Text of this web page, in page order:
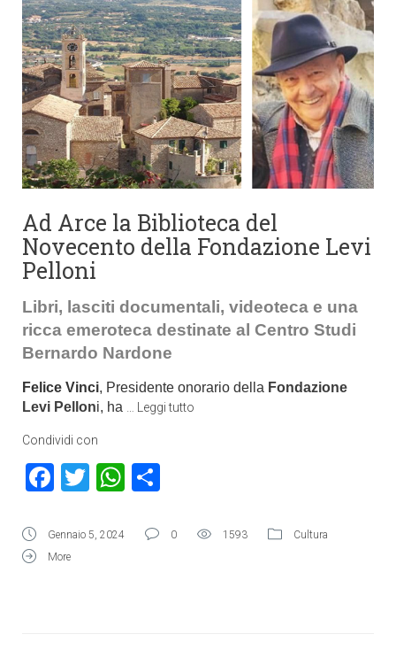
Ad Arce la Biblioteca del
Novecento della Fondazione Levi
Pelloni
Libri, lasciti documentali, videoteca e una
ricca emeroteca destinate al Centro Studi
Bernardo Nardone
Felice Vinci, Presidente onorario della Fondazione
Levi Pelloni, ha Leggi tutto
Condividi con
Facebook
TwitterWhatsApp
Gennaio 5, 2024 0 1593
Cultura
More